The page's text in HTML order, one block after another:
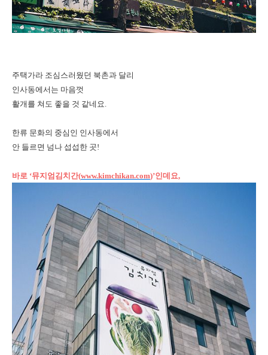
주택가라 조심스러웠던 북촌과 달리
인사동에서는 마음껏
활개를 쳐도 좋을 것 같네요.
한류 문화의 중심인 인사동에서
안 들르면 넘나 섭섭한 곳!
바로 ‘뮤지엄김치간(www.kimchikan.com)’인데요,